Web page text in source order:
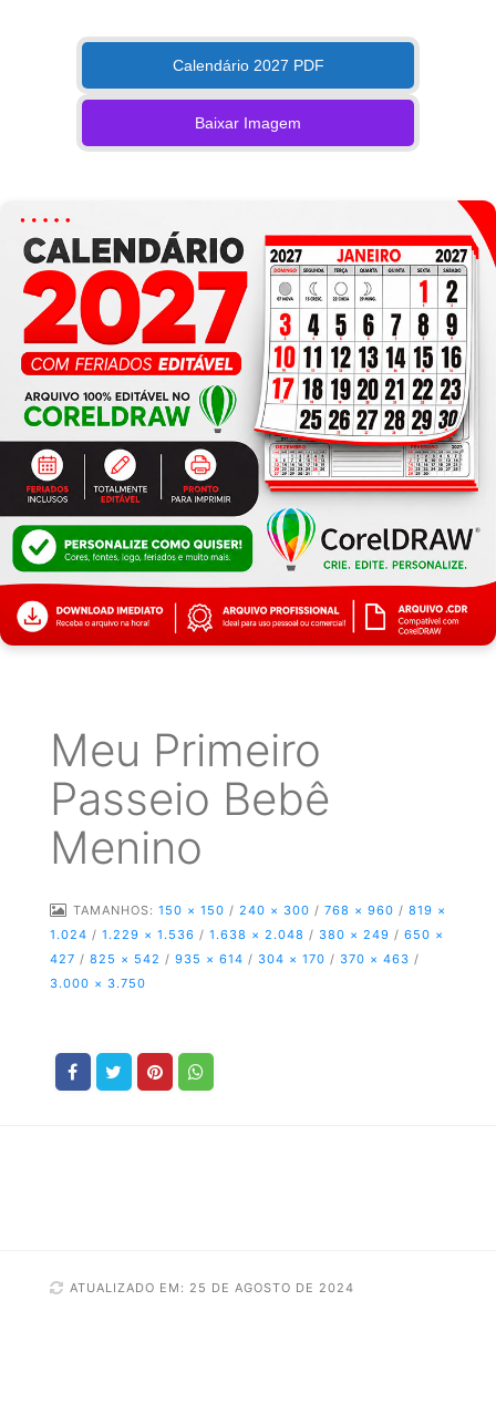
Calendário 2027 PDF
Baixar Imagem
Meu Primeiro
Passeio Bebê
Menino
TAMANHOS: 150 × 150 / 240 × 300 / 768 × 960 / 819 ×
1.024 / 1.229 × 1.536 / 1.638 × 2.048 / 380 × 249 / 650 ×
427 / 825 × 542 / 935 × 614 / 304 × 170 / 370 × 463 /
3.000 × 3.750
ATUALIZADO EM: 25 DE AGOSTO DE 2024